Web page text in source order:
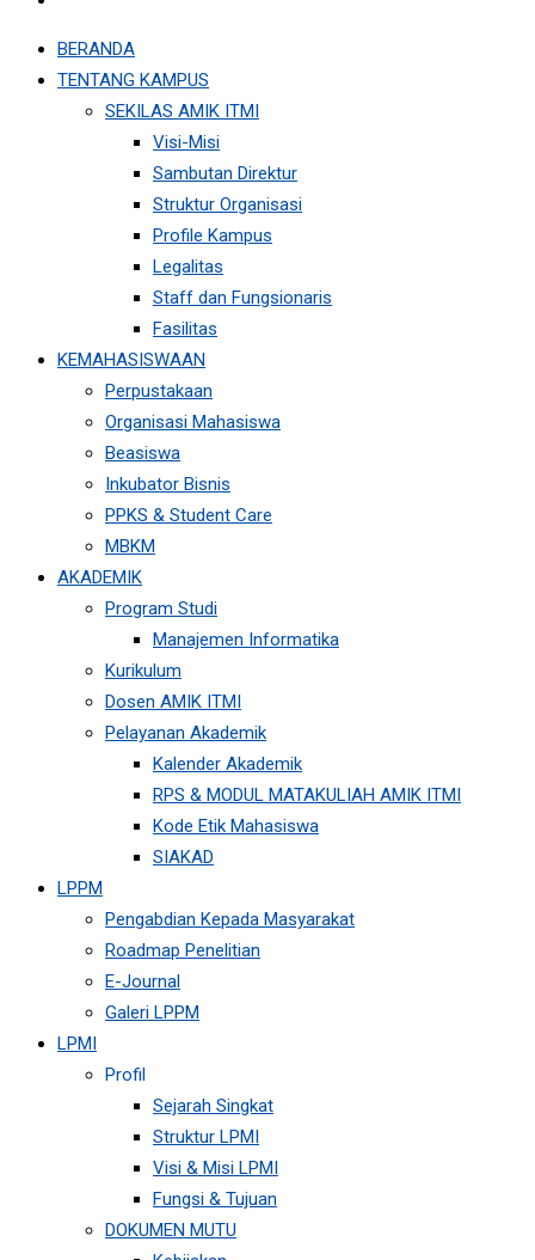
BERANDA
TENTANG KAMPUS
SEKILAS AMIK ITMI
Visi-Misi
Sambutan Direktur
Struktur Organisasi
Profile Kampus
Legalitas
Staff dan Fungsionaris
Fasilitas
KEMAHASISWAAN
Perpustakaan
Organisasi Mahasiswa
Beasiswa
Inkubator Bisnis
PPKS & Student Care
MBKM
AKADEMIK
Program Studi
Manajemen Informatika
Kurikulum
Dosen AMIK ITMI
Pelayanan Akademik
Kalender Akademik
RPS & MODUL MATAKULIAH AMIK ITMI
Kode Etik Mahasiswa
SIAKAD
LPPM
Pengabdian Kepada Masyarakat
Roadmap Penelitian
E-Journal
Galeri LPPM
LPMI
Profil
Sejarah Singkat
Struktur LPMI
Visi & Misi LPMI
Fungsi & Tujuan
DOKUMEN MUTU